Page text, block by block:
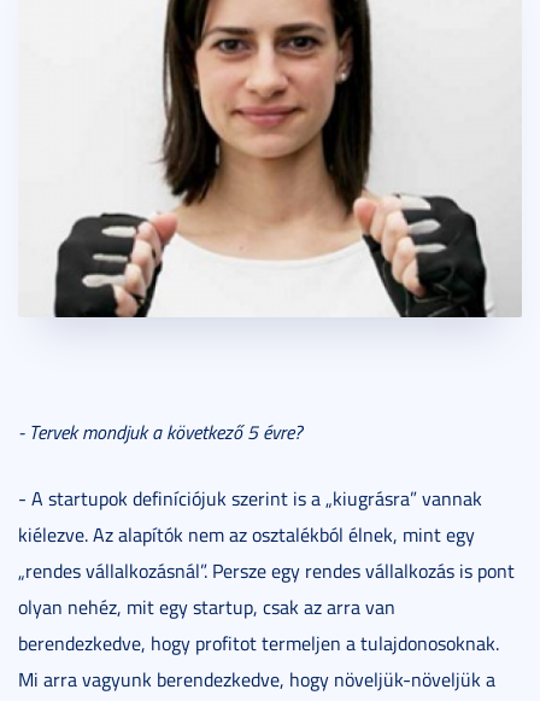
- Tervek mondjuk a következő 5 évre?
- A startupok definíciójuk szerint is a „kiugrásra” vannak
kiélezve. Az alapítók nem az osztalékból élnek, mint egy
„rendes vállalkozásnál”. Persze egy rendes vállalkozás is pont
olyan nehéz, mit egy startup, csak az arra van
berendezkedve, hogy profitot termeljen a tulajdonosoknak.
Mi arra vagyunk berendezkedve, hogy növeljük-növeljük a